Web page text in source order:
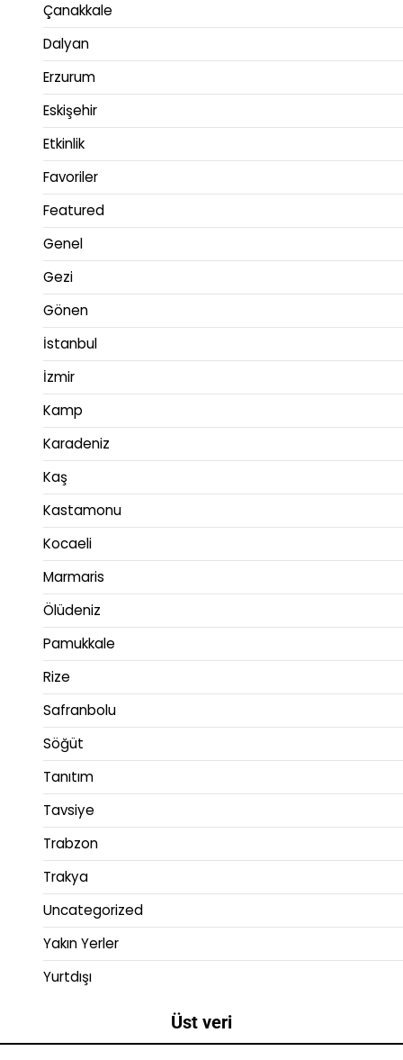
Çanakkale
Dalyan
Erzurum
Eskişehir
Etkinlik
Favoriler
Featured
Genel
Gezi
Gönen
İstanbul
İzmir
Kamp
Karadeniz
Kaş
Kastamonu
Kocaeli
Marmaris
Ölüdeniz
Pamukkale
Rize
Safranbolu
Söğüt
Tanıtım
Tavsiye
Trabzon
Trakya
Uncategorized
Yakın Yerler
Yurtdışı
Üst veri